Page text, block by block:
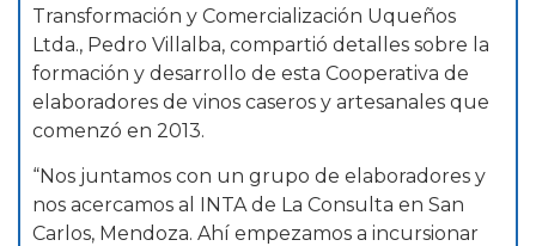
Transformación y Comercialización Uqueños
Ltda., Pedro Villalba, compartió detalles sobre la
formación y desarrollo de esta Cooperativa de
elaboradores de vinos caseros y artesanales que
comenzó en 2013.
“Nos juntamos con un grupo de elaboradores y
nos acercamos al INTA de La Consulta en San
Carlos, Mendoza. Ahí empezamos a incursionar